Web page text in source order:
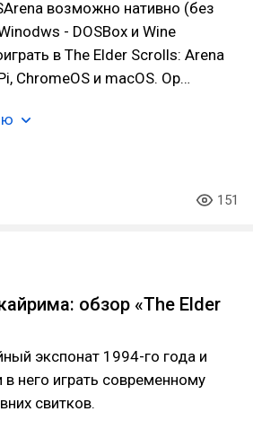
возможно нативно (без
- DOSBox и Wine
в The Elder Scrolls: Arena
ChromeOS и macOS. Op…
151
обзор «The Elder
экспонат 1994-го года и
него играть современному
свитков.